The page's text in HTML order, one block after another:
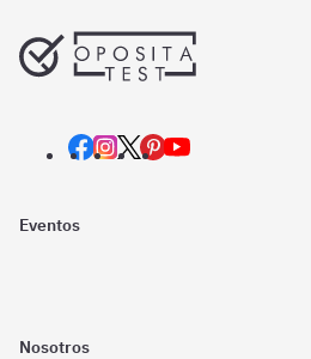
Eventos
Nosotros